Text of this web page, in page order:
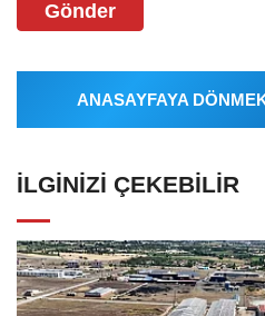
Gönder
ANASAYFAYA
İLGINIZI ÇEKEBILIR